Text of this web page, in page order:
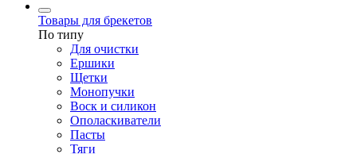
Товары для брекетов
По типу
Для очистки
Ершики
Щетки
Монопучки
Воск и силикон
Ополаскиватели
Пасты
Тяги